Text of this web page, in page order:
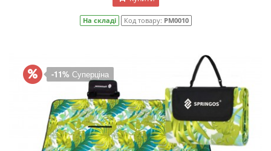
На складі Код товару: PM0010
-11% Суперціна